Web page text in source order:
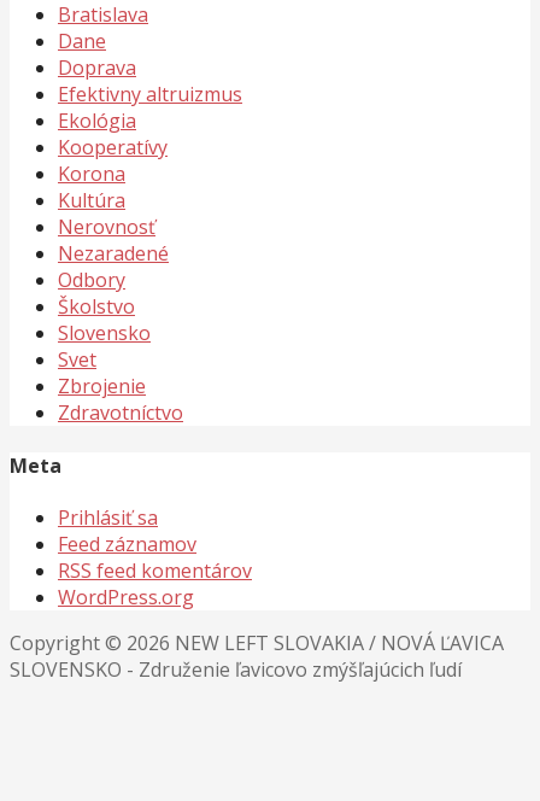
Bratislava
Dane
Doprava
Efektivny altruizmus
Ekológia
Kooperatívy
Korona
Kultúra
Nerovnosť
Nezaradené
Odbory
Školstvo
Slovensko
Svet
Zbrojenie
Zdravotníctvo
Meta
Prihlásiť sa
Feed záznamov
RSS feed komentárov
WordPress.org
Copyright © 2026 NEW LEFT SLOVAKIA / NOVÁ ĽAVICA
SLOVENSKO - Združenie ľavicovo zmýšľajúcich ľudí